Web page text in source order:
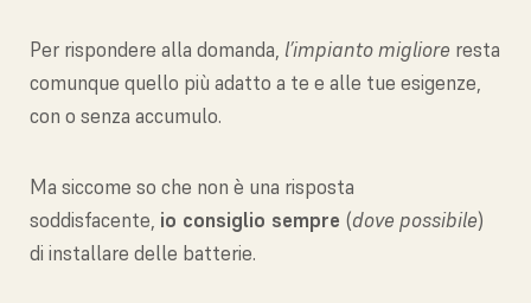
Per rispondere alla domanda, l’impianto migliore resta
comunque quello più adatto a te e alle tue esigenze,
con o senza accumulo.
Ma siccome so che non è una risposta
soddisfacente, io consiglio sempre (dove possibile)
di installare delle batterie.